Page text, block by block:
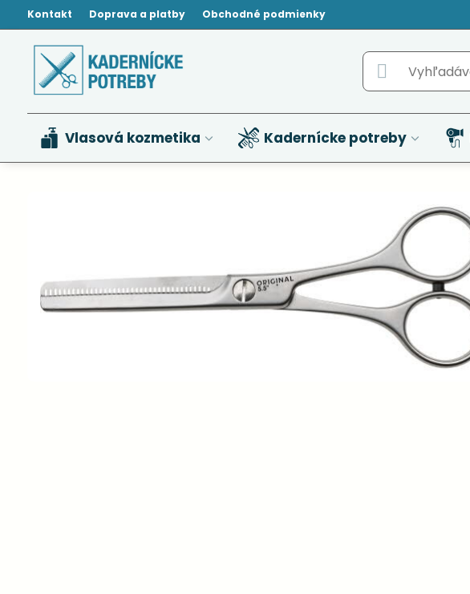
Kontakt Doprava a platby Obchodné podmienky
Vlasová kozmetika Kadernícke potreby